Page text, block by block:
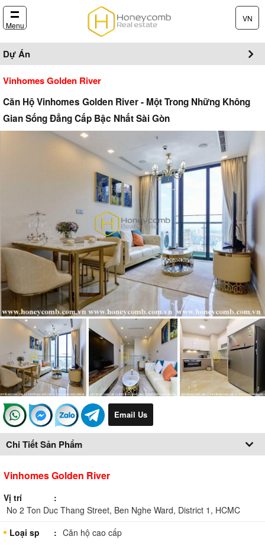
Menu
VN
Dự Án
Vinhomes Golden River
Căn Hộ Vinhomes Golden River - Một Trong Những Không
Gian Sống Đẳng Cấp Bậc Nhất Sài Gòn
Email Us
Chi Tiết Sản Phẩm
Vinhomes Golden River
Vị trí
No 2 Ton Duc Thang Street, Ben Nghe Ward, District 1, HCMC
Loại sp
Căn hộ cao cấp